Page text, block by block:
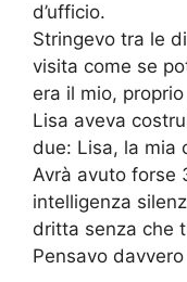
d’ufficio.
Stringevo tra le
visita come se
era il mio,
Lisa aveva
due: Lisa, la mia
Avrà avuto forse
intelligenza
dritta senza che
Pensavo